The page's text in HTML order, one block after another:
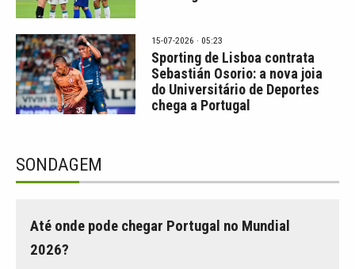
15-07-2026 · 05:23
Sporting de Lisboa contrata
Sebastián Osorio: a nova joia
do Universitário de Deportes
chega a Portugal
SONDAGEM
Até onde pode chegar Portugal no Mundial
2026?